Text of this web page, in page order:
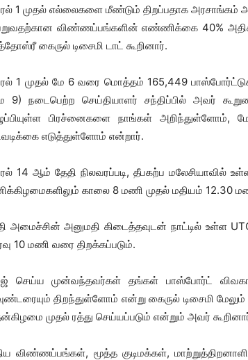
1 முதல் எல்லைகளை மீண்டும் திறப்பதாக அரசாங்கம்
விண்ணப்பங்களின் எண்ணிக்கை 40%
கைருல் டிசைமி டாட் கூறினார்.
1 முதல் மே 6 வரை மொத்தம் 165,449
9) நடைபெற்ற செய்தியாளர் சந்திப்பில் அவர்
பிரச்னைகளை நாங்கள் அறிந்துள்ளோம்,
எடுத்துள்ளோம் என்றார்.
14 ஆம் தேதி நிலவரப்படி, தீபகற்ப
காலை 8 மணி முதல் மதியம் 12.30
அமைச்சின் அனுமதி கிடைத்தவுடன் நாட்டில் உள்ள
10 மணி வரை திறக்கப்படும்.
செய்ய முன்வந்தவர்கள் தங்கள் பாஸ்போர்ட்
திறந்துள்ளோம் என்று கைருல் டிசைமி
முதல் ரத்து செய்யப்படும் என்றும் அவர்
விண்ணப்பங்கள், மூத்த குடிமக்கள்,